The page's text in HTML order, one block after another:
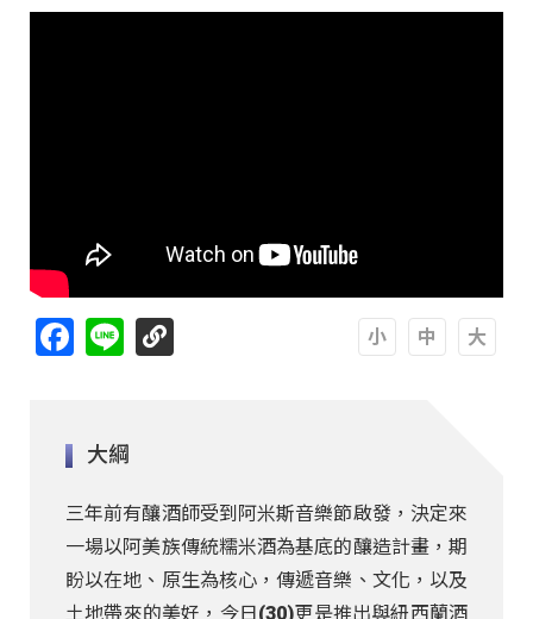
Facebook
Line
大綱
三年前有釀酒師受到阿米斯音樂節啟發，決定來
一場以阿美族傳統糯米酒為基底的釀造計畫，期
盼以在地、原生為核心，傳遞音樂、文化，以及
土地帶來的美好，今日(30)更是推出與紐西蘭酒